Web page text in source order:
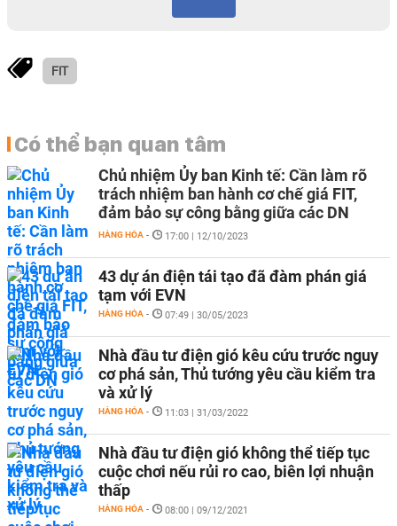
FIT
Có thể bạn quan tâm
Chủ nhiệm Ủy ban Kinh tế: Cần làm rõ
trách nhiệm ban hành cơ chế giá FIT,
đảm bảo sự công bằng giữa các DN
HÀNG HÓA - 17:00 | 12/10/2023
43 dự án điện tái tạo đã đàm phán giá
tạm với EVN
HÀNG HÓA - 07:49 | 30/05/2023
Nhà đầu tư điện gió kêu cứu trước nguy
cơ phá sản, Thủ tướng yêu cầu kiểm tra
và xử lý
HÀNG HÓA - 11:03 | 31/03/2022
Nhà đầu tư điện gió không thể tiếp tục
cuộc chơi nếu rủi ro cao, biên lợi nhuận
thấp
HÀNG HÓA - 08:00 | 09/12/2021